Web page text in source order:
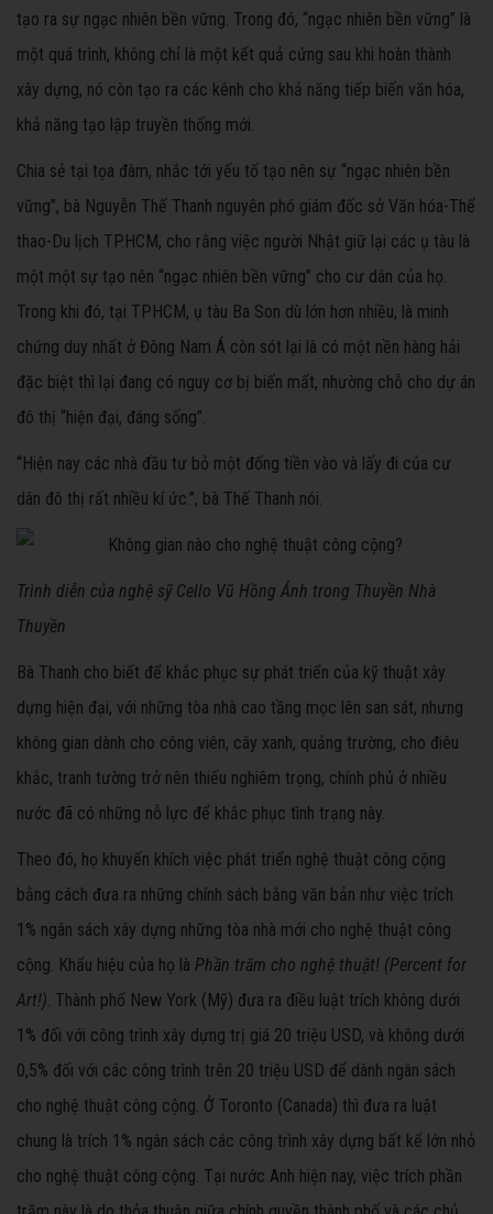
tạo ra sự ngạc nhiên bền vững. Trong đó, “ngạc nhiên bền vững” là
một quá trình, không chỉ là một kết quả cứng sau khi hoàn thành
xây dựng, nó còn tạo ra các kênh cho khả năng tiếp biến văn hóa,
khả năng tạo lập truyền thống mới.
Chia sẻ tại tọa đàm, nhắc tới yếu tố tạo nên sự “ngạc nhiên bền
vững”, bà Nguyễn Thế Thanh nguyên phó giám đốc sở Văn hóa-Thể
thao-Du lịch TP.HCM, cho rằng việc người Nhật giữ lại các ụ tàu là
một một sự tạo nên “ngạc nhiên bền vững” cho cư dân của họ.
Trong khi đó, tại TPHCM, ụ tàu Ba Son dù lớn hơn nhiều, là minh
chứng duy nhất ở Đông Nam Á còn sót lại là có một nền hàng hải
đặc biệt thì lại đang có nguy cơ bị biến mất, nhường chỗ cho dự án
đô thị “hiện đại, đáng sống”.
“Hiện nay các nhà đầu tư bỏ một đống tiền vào và lấy đi của cư
dân đô thị rất nhiều kí ức.”, bà Thế Thanh nói.
Trình diễn của nghệ sỹ Cello Vũ Hồng Ánh trong Thuyền Nhà
Thuyền
Bà Thanh cho biết để khắc phục sự phát triển của kỹ thuật xây
dựng hiện đại, với những tòa nhà cao tầng mọc lên san sát, nhưng
không gian dành cho công viên, cây xanh, quảng trường, cho điêu
khắc, tranh tường trở nên thiếu nghiêm trọng, chính phủ ở nhiều
nước đã có những nỗ lực để khắc phục tình trạng này.
Theo đó, họ khuyến khích việc phát triển nghệ thuật công cộng
bằng cách đưa ra những chính sách bằng văn bản như việc trích
1% ngân sách xây dựng những tòa nhà mới cho nghệ thuật công
cộng. Khẩu hiệu của họ là Phần trăm cho nghệ thuật! (Percent for
Art!). Thành phố New York (Mỹ) đưa ra điều luật trích không dưới
1% đối với công trình xây dựng trị giá 20 triệu USD, và không dưới
0,5% đối với các công trình trên 20 triệu USD để dành ngân sách
cho nghệ thuật công cộng. Ở Toronto (Canada) thì đưa ra luật
chung là trích 1% ngân sách các công trình xây dựng bất kể lớn nhỏ
cho nghệ thuật công cộng. Tại nước Anh hiện nay, việc trích phần